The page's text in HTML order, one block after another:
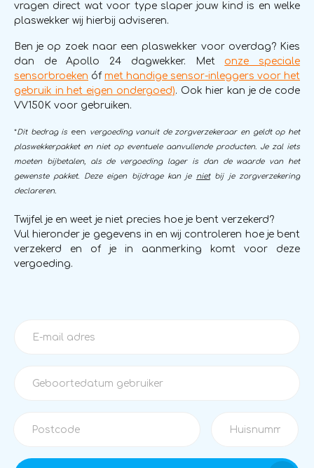
vragen direct wat voor type slaper jouw kind is en welke
plaswekker wij hierbij adviseren.
Ben je op zoek naar een plaswekker voor overdag? Kies
dan de Apollo 24 dagwekker. Met onze speciale
sensorbroeken óf met handige sensor-inleggers voor het
gebruik in het eigen ondergoed). Ook hier kan je de code
VV150K voor gebruiken.
*Dit bedrag is een
vergoeding vanuit de zorgverzekeraar en geldt op het
plaswekkerpakket en niet op eventuele aanvullende producten. Je zal iets
moeten bijbetalen, als de vergoeding lager is dan de waarde van het
gewenste pakket. Deze eigen bijdrage kan je
nietbij je zorgverzekering
declareren
Twijfel je en weet je niet precies hoe je bent verzekerd?
Vul hieronder je gegevens in en wij controleren hoe je bent
verzekerd en of je in aanmerking komt voor deze
vergoeding.